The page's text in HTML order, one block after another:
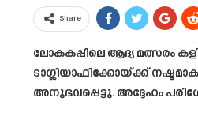
Share
ലോകകപ്പിലെ ആദ്യ മത്സരം
ടാഗ്ലിയാഫിക്കോയ്ക്ക്
അനുഭവപ്പെട്ടു. അദ്ദേഹം